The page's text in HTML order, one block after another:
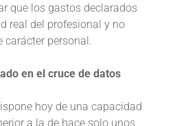
que los gastos declarados
real del profesional y no
carácter personal.
en el cruce de datos
hoy de una capacidad
a la de hace solo unos